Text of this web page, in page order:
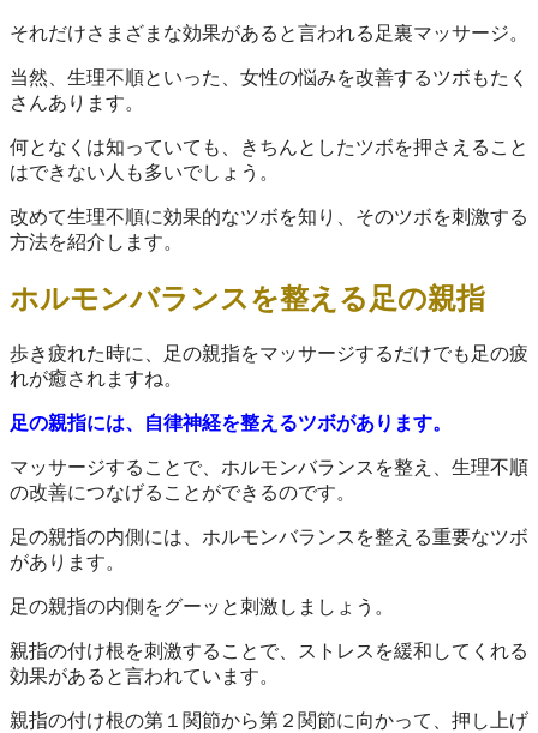
それだけさまざまな効果があると言われる足裏マッサージ。
当然、生理不順といった、女性の悩みを改善するツボもたく
さんあります。
何となくは知っていても、きちんとしたツボを押さえること
はできない人も多いでしょう。
改めて生理不順に効果的なツボを知り、そのツボを刺激する
方法を紹介します。
ホルモンバランスを整える足の親指
歩き疲れた時に、足の親指をマッサージするだけでも足の疲
れが癒されますね。
足の親指には、自律神経を整えるツボがあります。
マッサージすることで、ホルモンバランスを整え、生理不順
の改善につなげることができるのです。
足の親指の内側には、ホルモンバランスを整える重要なツボ
があります。
足の親指の内側をグーッと刺激しましょう。
親指の付け根を刺激することで、ストレスを緩和してくれる
効果があると言われています。
親指の付け根の第１関節から第２関節に向かって、押し上げ